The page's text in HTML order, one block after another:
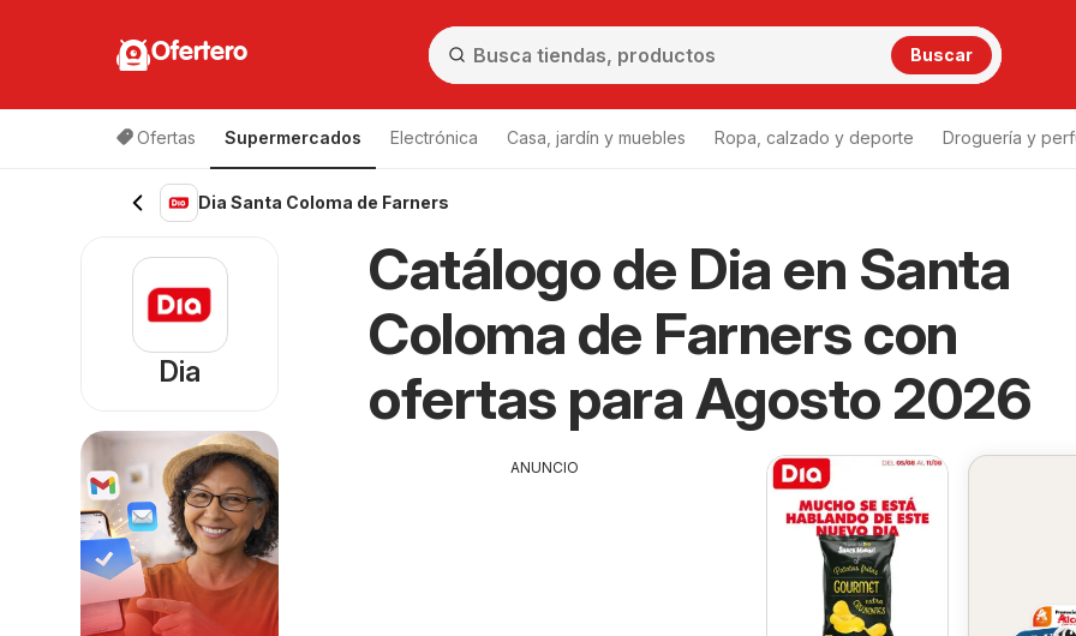
Ofertero Buscar
Ofertas Supermercados Electrónica Casa, jardín y muebles Ropa, calzado y deporte Droguería y
Dia Santa Coloma de Farners
Catálogo de Dia en Santa
Coloma de Farners con
ofertas para Agosto 2026
ANUNCIO
Dia